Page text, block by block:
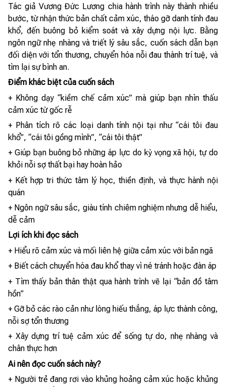
Tác giả Vương Đức Lương chia hành trình này thành nhiều
bước, từ nhận thức bản chất cảm xúc, tháo gỡ danh tính đau
khổ, đến buông bỏ kiểm soát và xây dựng nội lực. Bằng
ngôn ngữ nhẹ nhàng và triết lý sâu sắc, cuốn sách dẫn bạn
đối diện với tổn thương, chuyển hóa nỗi đau thành trí tuệ, và
tìm lại sự bình an.
Điểm khác biệt của cuốn sách
+ Không dạy “kiềm chế cảm xúc” mà giúp bạn nhìn thấu
cảm xúc từ gốc rễ
+ Phân tích rõ các loại danh tính nội tại như “cái tôi đau
khổ”, “cái tôi gồng mình”, “cái tôi thật”
+ Giúp bạn buông bỏ những áp lực do kỳ vọng xã hội, tự do
khỏi nỗi sợ thất bại hay hoàn hảo
+ Kết hợp tri thức tâm lý học, thiền định, và thực hành nội
quán
+ Ngôn ngữ sâu sắc, giàu tính chiêm nghiệm nhưng dễ hiểu,
dễ cảm
Lợi ích khi đọc sách
+ Hiểu rõ cảm xúc và mối liên hệ giữa cảm xúc với bản ngã
+ Biết cách chuyển hóa đau khổ thay vì né tránh hoặc đàn áp
+ Tìm thấy bản thân thật qua hành trình vẽ lại “bản đồ tâm
hồn”
+ Gỡ bỏ các rào cản như lòng hiếu thắng, áp lực thành công,
nỗi sợ tổn thương
+ Xây dựng trí tuệ cảm xúc để sống tự do, nhẹ nhàng và
chân thực hơn
Ai nên đọc cuốn sách này?
+ Người trẻ đang rơi vào khủng hoảng cảm xúc hoặc khủng